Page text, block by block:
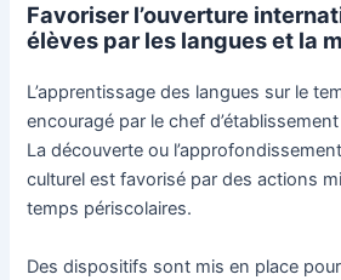
Favoriser l’ouverture
élèves par les langues et la
L’apprentissage des langues sur le
encouragé par le chef
La découverte ou
culturel est favorisé par des actions
temps périscolaires.
Des dispositifs sont mis en place